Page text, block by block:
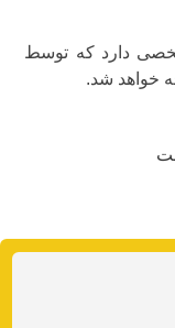
دارد که توسط
خواهد شد.